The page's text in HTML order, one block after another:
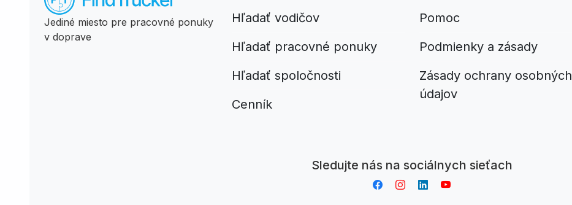
Jediné miesto pre pracovné ponuky
v doprave
Hľadať vodičov
Hľadať pracovné ponuky
Hľadať spoločnosti
Cenník
Pomoc
Podmienky a zásady
Zásady ochrany osobných
údajov
Sledujte nás na sociálnych sieťach